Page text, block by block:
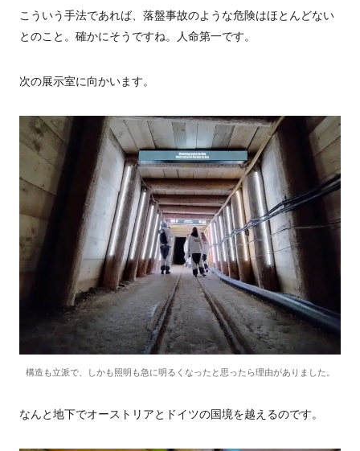
こういう手法であれば、落盤事故のような危険はほとんどない
とのこと。確かにそうですね。
人命第一です。
次の展示室に向かいます。
構造も立派で、しかも照明も急に明るくなったと思ったら理由がありました。
なんと地下でオーストリアとドイツの国境を越えるのです。